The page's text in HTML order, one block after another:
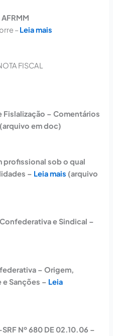
– Leia mais
FISCAL
– Comentários
(arquivo em doc)
profissional sob o qual
– Leia mais (arquivo
e Sindical –
– Origem,
Sanções – Leia
Nº 680 DE 02.10.06 –